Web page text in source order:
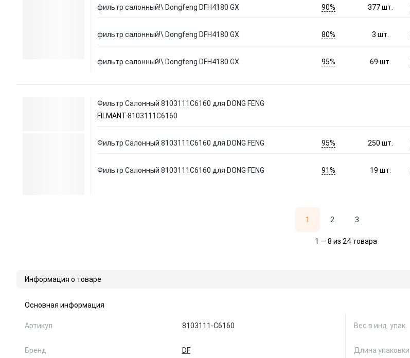
фильтр салонный!\ Dongfeng DFH4180 GX 90% 377шт.
фильтр салонный!\ Dongfeng DFH4180 GX 80% 3шт.
фильтр салонный!\ Dongfeng DFH4180 GX 95% 69шт.
Фильтр Салонный 8103111C6160 для DONG FENG
FILMANT8103111C6160
Фильтр Салонный 8103111C6160 для DONG FENG 95% 250шт.
Фильтр Салонный 8103111C6160 для DONG FENG 91% 19шт.
1 2 3
1 — 8 из 24 товара
Информация о товаре
Основная информация
Артикул 8103111-C6160
Бренд DF
Вес в инд. упак.
Длина упаковки